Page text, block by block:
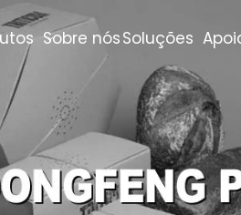
Sobre nósSoluções